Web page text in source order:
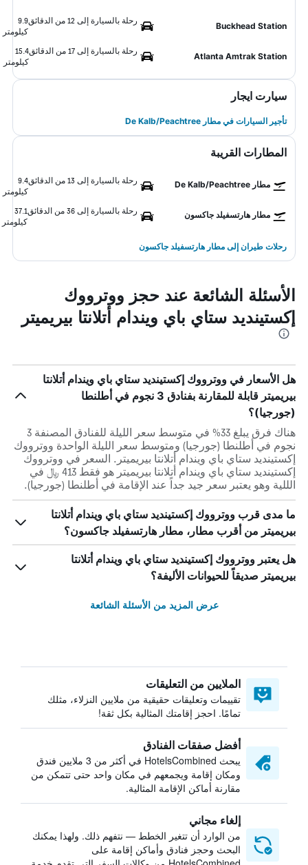
Buckhead Station
رحلة بالسيارة إلى 12 من الدقائق
9.9
كيلومتر
Atlanta Amtrak Station
رحلة بالسيارة إلى 17 من الدقائق
15.4
كيلومتر
سيارت ايجار
تأجير السيارات في مطار De Kalb/Peachtree
المطارات القريبة
مطار De Kalb/Peachtree رحلة بالسيارة إلى 13 من الدقائق
9.4
كيلومتر
مطار هارتسفيلد جاكسون رحلة بالسيارة إلى 36 من الدقائق
37.1
كيلومتر
رحلات طيران إلى مطار هارتسفيلد جاكسون
الأسئلة الشائعة عند حجز ووترووك
إكستينديد ستاي باي ويندام أتلانتا بيريميتر
هل الأسعار في ووترووك إكستينديد ستاي باي ويندام أتلانتا
بيريميتر قابلة للمقارنة بفنادق 3 نجوم في أطلنطا
(جورجيا)؟
هناك فرق يبلغ 33% في متوسط ​​سعر الليلة للفنادق المصنفة 3
نجوم في أطلنطا (جورجيا) ومتوسط ​​سعر الليلة الواحدة ووترووك
إكستينديد ستاي باي ويندام أتلانتا بيريميتر. السعر في ووترووك
إكستينديد ستاي باي ويندام أتلانتا بيريميتر هو فقط 413 ﷼ في
الللية وهو يعتبر سعر جيد جداً عند الإقامة في أطلنطا (جورجيا).
ما مدى قرب ووترووك إكستينديد ستاي باي ويندام أتلانتا
بيريميتر من أقرب مطار، مطار هارتسفيلد جاكسون؟
هل يعتبر ووترووك إكستينديد ستاي باي ويندام أتلانتا
بيريميتر صديقاً للحيوانات الأليفة؟
عرض المزيد من الأسئلة الشائعة
الملايين من التعليقات
تقييمات وتعليقات حقيقية من ملايين النزلاء، مثلك
تمامًا. احجز إقامتك المثالية بكل ثقة!
أفضل صفقات الفنادق
يبحث HotelsCombined في أكثر من 3 ملايين فندق
ومكان إقامة ويجمعهم في مكان واحد حتى تتمكن من
مقارنة أماكن الإقامة المثالية.
إلغاء مجاني
من الوارد أن تتغير الخطط — نتفهم ذلك. ولهذا يمكنك
البحث وحجز فنادق وأماكن إقامة على